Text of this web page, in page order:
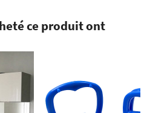
ce produit ont